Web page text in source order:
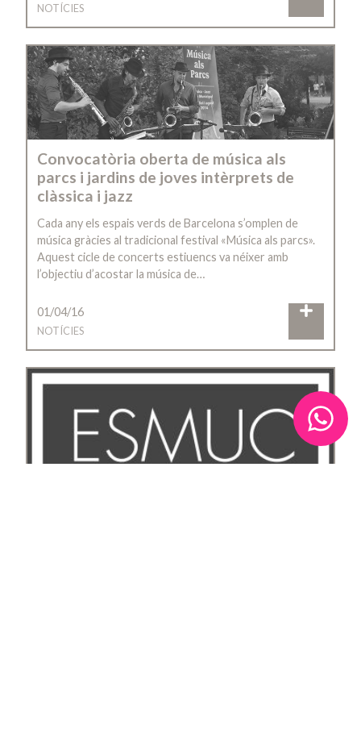
NOTÍCIES
Convocatòria oberta de música als
parcs i jardins de joves intèrprets de
clàssica i jazz
Cada any els espais verds de Barcelona s’omplen de
música gràcies al tradicional festival «Música als parcs».
Aquest cicle de concerts estiuencs va néixer amb
l’objectiu d’acostar la música de…
01/04/16
NOTÍCIES